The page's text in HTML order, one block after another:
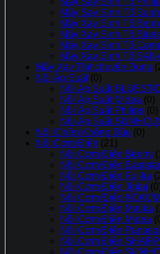
Máy Say Sinh Tố
Máy Xay Sinh Tố
Máy Xay Sinh Tố
Máy Xay Sinh Tố
Máy Xay Sinh Tố
Máy Xay Thịt chuyên Dụng
Nồi Áp Suất (0)
Nồi Áp Suất
Nồi Áp Suất Midea (0)
Nồi Áp Suất Philips (0)
Nồi Áp Suất
Nồi Chiên Không Dầu (0)
Nồi Cơm Điện (21)
Nồi Cơm Điện Benny
Nồi Cơm Điện Eaststar
Nồi Cơm Điện Fujika
Nồi Cơm Điện Jiplai
Nồi Cơm Điện KOKOMI
Nồi Cơm Điện Matika
Nồi Cơm Điện Midea
Nồi Cơm Điện
Nồi Cơm Điện SHARP
Nồi Cơm Điện